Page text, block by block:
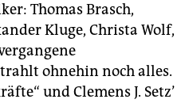
Thomas Brasch,
Kluge, Christa Wolf,
ohnehin noch alles.
und Clemens J. Setz’